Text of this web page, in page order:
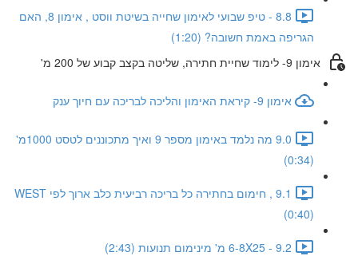
8.8 - טיפ שבועי לאימון שחייה בשיטת ווסט , אימון 8, האם
הגריפה באמת חשובה? (1:20)
אימון 9- לימוד שחיית חתירה, שליטה בקצב קבוע של 200 מ'
אימון 9- קיראת האימון והליכה לבריכה עם חיוך ענק
9.0 מה נלמד באימון מספר 9 ואיך מתכוננים לטסט 1000מ'
(0:34)
9.1 , חימום בחתירה כל בריכה רביעית כלב ארוך לפי WEST
(0:40)
9.2 - 6-8X25 מ' מינימום תנועות (2:43)